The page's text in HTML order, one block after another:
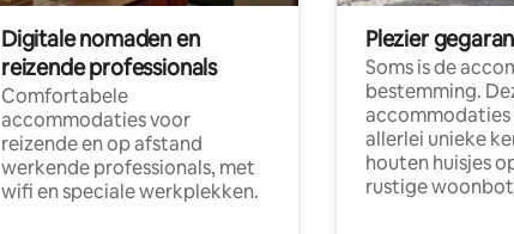
Digitale nomaden en
reizende professionals
Comfortabele
accommodaties voor
reizende en op afstand
werkende professionals, met
wifi en speciale werkplekken.
Plezier
Soms is de
bestemming.
accommodaties
allerlei unieke
houten huisjes
rustige